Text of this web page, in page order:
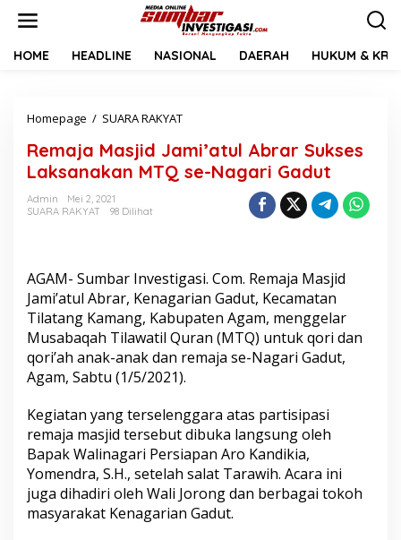
HOME HEADLINE NASIONAL DAERAH HUKUM &
Homepage / SUARA RAKYAT
m
a
i
d
J
a
m
i
t
u
A
b
r
r
Remaja Masjid Jami’atul Abrar Sukses
Laksanakan MTQ se-Nagari Gadut
Admin
Mei 2, 2021
SUARA RAKYAT
98 Dilihat
AGAM- Sumbar Investigasi. Com. Remaja Masjid
Jami’atul Abrar, Kenagarian Gadut, Kecamatan
Tilatang Kamang, Kabupaten Agam, menggelar
Musabaqah Tilawatil Quran (MTQ) untuk qori dan
qori’ah anak-anak dan remaja se-Nagari Gadut,
Agam, Sabtu (1/5/2021).
Kegiatan yang terselenggara atas partisipasi
remaja masjid tersebut dibuka langsung oleh
Bapak Walinagari Persiapan Aro Kandikia,
Yomendra, S.H., setelah salat Tarawih. Acara ini
juga dihadiri oleh Wali Jorong dan berbagai tokoh
masyarakat Kenagarian Gadut.